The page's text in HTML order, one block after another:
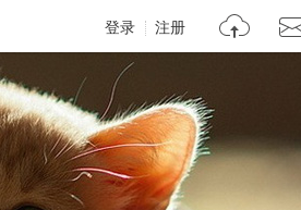
登录 注册